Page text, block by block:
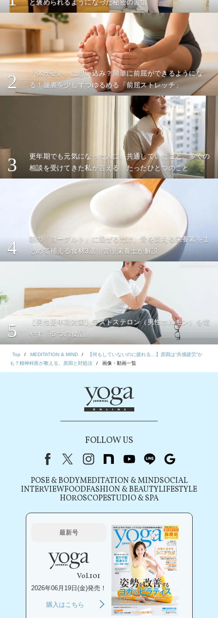
と褒められるようになった秘密の習慣
2
「体が硬い」は思い込み？簡単に前屈ができるようにな
る！腿裏を少しずつゆるめる「前屈ストレッチ」
3
更年期でも元気になった人に、共通していたこと。多くの
相談を受けてきた私が言える、たったひとつのこと
4
朝の「ヨーグルト」に混ぜるだけ。骨を支える栄養素をま
とめて補える食材3選｜管理栄養士が解説
5
【男性更年期対策】テストステロン（男性ホルモン）を増
やす「５つの食品」
Top MEDITATION & MIND
【何もしていないのに疲れる…】原因は“共感疲労”か
も？精神科医が教える、原因と対処法
画像・動画一覧
FOLLOW US
FacebookX（旧Twitter）
instagram
note youtubeline
POSE & BODYMEDITATION & MINDSOCIAL
INTERVIEWFOODFASHION & BEAUTYLIFESTYLE
HOROSCOPESTUDIO & SPA
最新号
Vol.101
2026年06月19日(金)発売！
購入はこちら